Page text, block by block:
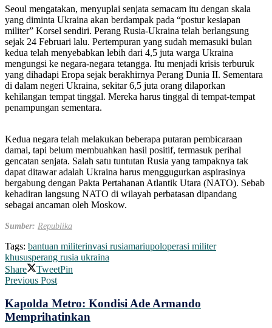
Seoul mengatakan, menyuplai senjata semacam itu dengan skala
yang diminta Ukraina akan berdampak pada “postur kesiapan
militer” Korsel sendiri. Perang Rusia-Ukraina telah berlangsung
sejak 24 Februari lalu. Pertempuran yang sudah memasuki bulan
kedua telah menyebabkan lebih dari 4,5 juta warga Ukraina
mengungsi ke negara-negara tetangga. Itu menjadi krisis terburuk
yang dihadapi Eropa sejak berakhirnya Perang Dunia II. Sementara
di dalam negeri Ukraina, sekitar 6,5 juta orang dilaporkan
kehilangan tempat tinggal. Mereka harus tinggal di tempat-tempat
penampungan sementara.
Kedua negara telah melakukan beberapa putaran pembicaraan
damai, tapi belum membuahkan hasil positif, termasuk perihal
gencatan senjata. Salah satu tuntutan Rusia yang tampaknya tak
dapat ditawar adalah Ukraina harus menggugurkan aspirasinya
bergabung dengan Pakta Pertahanan Atlantik Utara (NATO). Sebab
kehadiran langsung NATO di wilayah perbatasan dipandang
sebagai ancaman oleh Moskow.
Sumber: Republika
Tags: bantuan militerinvasi rusiamariupoloperasi militer
khususperang rusia ukraina
Share
TweetPin
Previous Post
Kapolda Metro: Kondisi Ade Armando
Memprihatinkan